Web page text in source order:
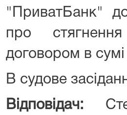
"ПриватБанк"
про
договором в
В судове
Відповідач: